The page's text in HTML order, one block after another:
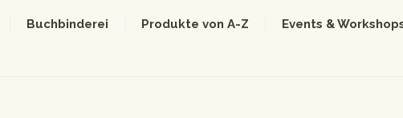
Buchbinderei Produkte von A-Z Events &